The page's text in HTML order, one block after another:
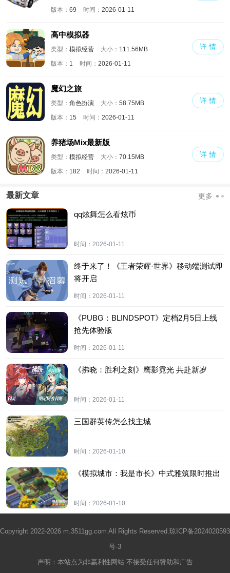
版本： 69 时间： 2026-01-11
高中模拟器
类型： 模拟经营 大小： 111.56MB
版本： 1 时间： 2026-01-11
详 情
魔幻之旅
类型： 角色扮演 大小： 58.75MB
版本： 15 时间： 2026-01-11
详 情
养猪场Mix最新版
类型： 模拟经营 大小： 70.15MB
版本： 182 时间： 2026-01-11
详 情
最新文章 更多
qq炫舞怎么看炫币
时间： 2026-01-11
终于来了！《王者荣耀·世界》移动端测试即
将开启
时间： 2026-01-11
《PUBG：BLINDSPOT》定档2月5日上线
抢先体验版
时间： 2026-01-11
《拂晓：胜利之刻》鹰影霓光 共赴新岁
时间： 2026-01-11
三国群英传怎么找主城
时间： 2026-01-10
《模拟城市：我是市长》中式雅筑限时推出
时间： 2026-01-10
Copyright 2022-2026 m.3511gg.com All Rights Reserved.琼ICP备2024020593
号-3
声明：本站点为非赢利性网站 不接受任何赞助和广告